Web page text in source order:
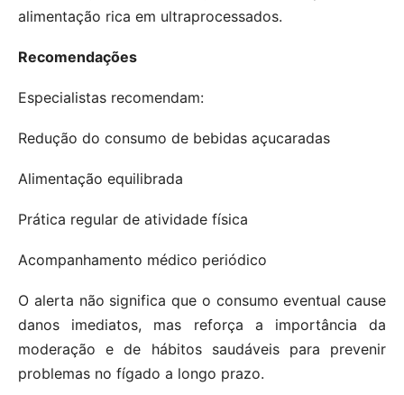
alimentação rica em ultraprocessados.
Recomendações
Especialistas recomendam:
Redução do consumo de bebidas açucaradas
Alimentação equilibrada
Prática regular de atividade física
Acompanhamento médico periódico
O alerta não significa que o consumo eventual cause
danos imediatos, mas reforça a importância da
moderação e de hábitos saudáveis para prevenir
problemas no fígado a longo prazo.